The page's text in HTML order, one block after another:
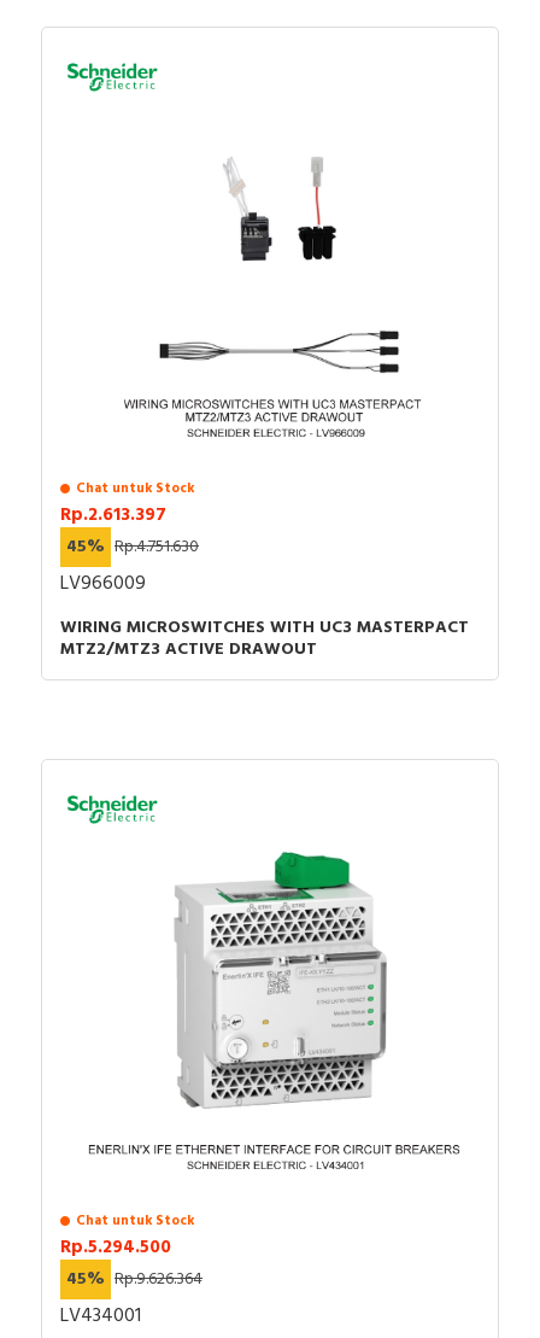
Chat untuk Stock
Rp.2.613.397
45% Rp.4.751.630
LV966009
WIRING MICROSWITCHES WITH UC3 MASTERPACT
MTZ2/MTZ3 ACTIVE DRAWOUT
Chat untuk Stock
Rp.5.294.500
45% Rp.9.626.364
LV434001